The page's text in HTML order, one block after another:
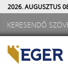
2026. AUGUSZTUS